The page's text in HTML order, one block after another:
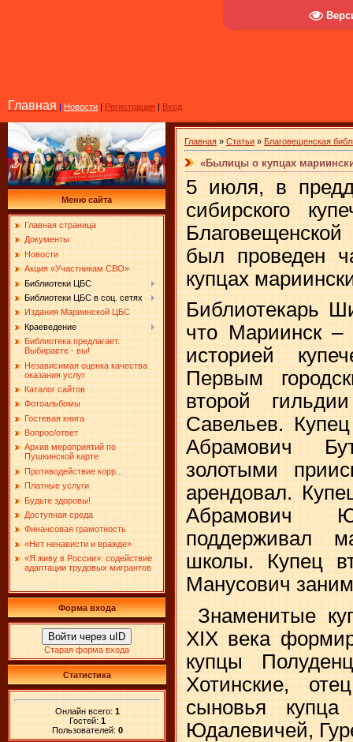
Главная | Новости | Регистрация | Вход
Меню сайта
Главная страница
Документы
Новости
Акция «Участникам СВО»
Библиотеки ЦБС
Библиотеки ЦБС в соц. сетях
Издания Мариинской ЦБС
Краеведение
Библиотека предлагает.
Выбираете - вы!
Независимая оценка качества
оказания услуг
Каталог сайтов
Фотоальбомы
Гостевая книга
Вопрос/ответ
Архив мероприятий по
Пушкинской карте
Противодействие корр...
Платные услуги
Будьте здоровы!
Доступная среда
Финансовая грамотность
«Нет ненависти и вражде»
«Я живу в России»: содействие
адаптации трудовых мигрантов
Форма входа
Войти через uID
Старая форма входа
Статистика
Онлайн всего: 1
Гостей: 1
Пользователей: 0
Главная » Статьи » Благовещенская
«Былицы о купцах
5 июля, в
сибирского
был проведен
купцах
Библиотекарь
что Мариинск –
историей
Первым
второй
Савельев.
Абрамович
золотыми
арендовал.
Абрамович
поддерживал
школы. Купец
Манусович
Знаменитые
XIX века
купцы
Хотинские,
сыновья купца
Юдалевичей,